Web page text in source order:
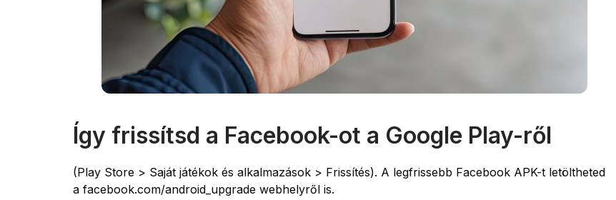
Így frissítsd a Facebook-ot a Google Play-ről
(Play Store > Saját játékok és alkalmazások > Frissítés). A legfrissebb Facebook APK-t letöltheted
a facebook.com/android_upgrade webhelyről is.